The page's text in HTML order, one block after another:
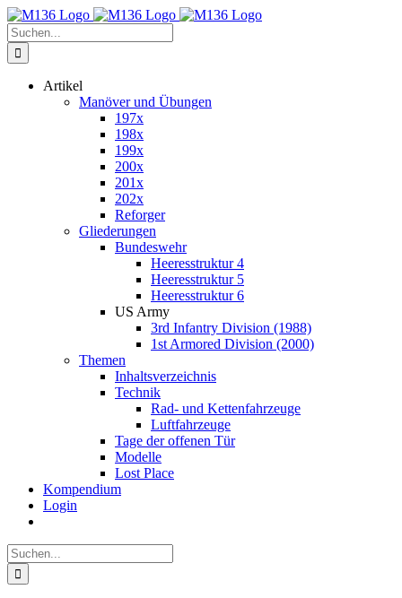
Zum
Inhalt
springen
Suche
nach:
Artikel
Manöver und Übungen
197x
198x
199x
200x
201x
202x
Reforger
Gliederungen
Bundeswehr
Heeresstruktur 4
Heeresstruktur 5
Heeresstruktur 6
US Army
3rd Infantry Division (1988)
1st Armored Division (2000)
Themen
Inhaltsverzeichnis
Technik
Rad- und Kettenfahrzeuge
Luftfahrzeuge
Tage der offenen Tür
Modelle
Lost Place
Kompendium
Login
Suche
nach: